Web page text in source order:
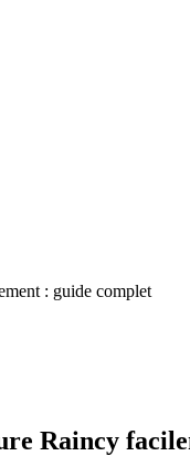
: guide complet
Raincy